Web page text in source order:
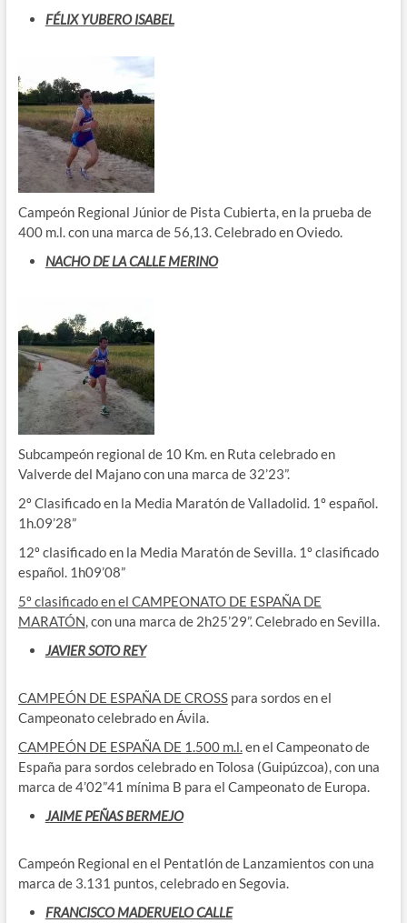
FÉLIX YUBERO ISABEL
Campeón Regional Júnior de Pista Cubierta, en la prueba de
400 m.l. con una marca de 56,13. Celebrado en Oviedo.
NACHO DE LA CALLE MERINO
Subcampeón regional de 10 Km. en Ruta celebrado en
Valverde del Majano con una marca de 32’23”.
2º Clasificado en la Media Maratón de Valladolid. 1º español.
1h.09’28”
12º clasificado en la Media Maratón de Sevilla. 1º clasificado
español. 1h09’08”
5º clasificado en el CAMPEONATO DE ESPAÑA DE
MARATÓN, con una marca de 2h25’29”. Celebrado en Sevilla.
JAVIER SOTO REY
CAMPEÓN DE ESPAÑA DE CROSSpara sordos en el
Campeonato celebrado en Ávila.
CAMPEÓN DE ESPAÑA DE 1.500 m.l.en el Campeonato de
España para sordos celebrado en Tolosa (Guipúzcoa), con una
marca de 4’02”41 mínima B para el Campeonato de Europa.
JAIME PEÑAS BERMEJO
Campeón Regional en el Pentatlón de Lanzamientos con una
marca de 3.131 puntos, celebrado en Segovia.
FRANCISCO MADERUELO CALLE